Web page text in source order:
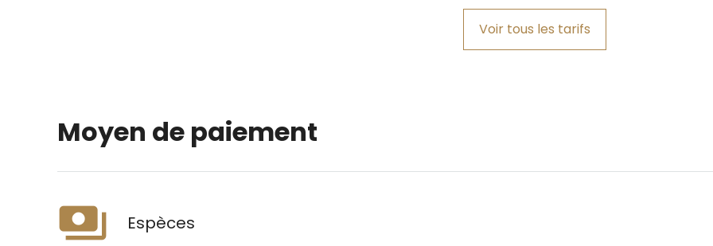
Voir tous les tarifs
Moyen de paiement
payments Espèces